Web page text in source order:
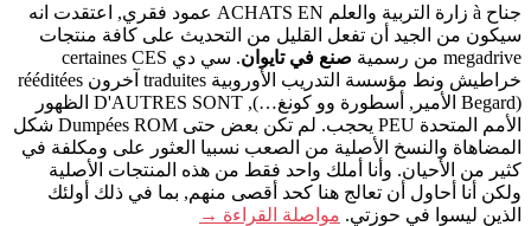
جناح à زارة التربية والعلم ACHATS EN عمود فقري, اعتقدت انه
سيكون من الجيد أن تفعل القليل من التحديث على كافة منتجات
megadrive من رسمية
صنع في تايوان
. سي دي certaines CES
خراطيش ونط مؤسسة التدريب الأوروبية traduites آخرون rééditées
(Begard الأمير, أسطورة وو كونغ…), D'AUTRES SONT الظهور
الأمم المتحدة PEU يحجب. لم تكن بعض حتى Dumpées ROM شكل
المضاهاة والنسخ الأصلية من الصعب نسبيا العثور على ومكلفة في
كثير من الأحيان. وأنا أملك واحد فقط من هذه المنتجات الأصلية
ولكن أنا أحاول أن تعالج هنا كحد أقصى منهم, بما في ذلك أولئك
الذين ليسوا في حوزتي. مواصلة القراءة →